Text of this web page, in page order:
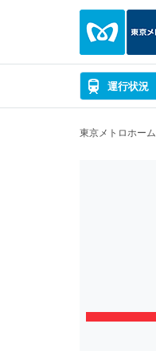
運行状況
東京メトロホーム